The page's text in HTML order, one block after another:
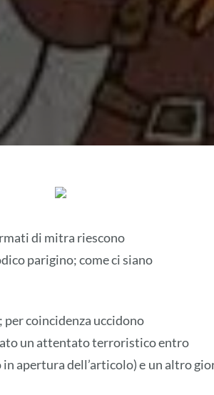
di mitra riescono
parigino; come ci siano
coincidenza uccidono
un attentato terroristico entro
apertura dell’articolo) e un altro